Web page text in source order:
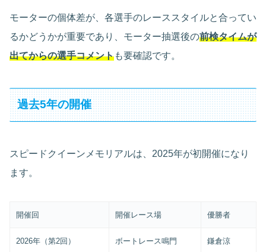
モーターの個体差が、各選手のレーススタイルと合ってい
るかどうかが重要であり、モーター抽選後の前検タイムが
出てからの選手コメントも要確認です。
過去5年の開催
スピードクイーンメモリアルは、2025年が初開催になり
ます。
開催回 開催レース場 優勝者
2026年（第2回） ボートレース鳴門 鎌倉涼